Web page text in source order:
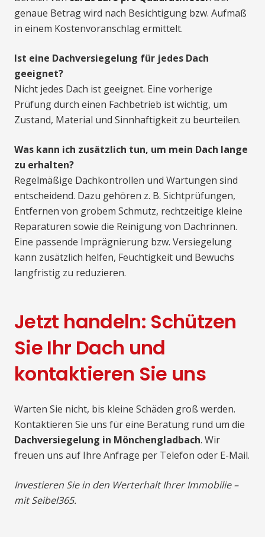
genaue Betrag wird nach Besichtigung bzw. Aufmaß
in einem Kostenvoranschlag ermittelt.
Ist eine Dachversiegelung für jedes Dach
geeignet?
Nicht jedes Dach ist geeignet. Eine vorherige
Prüfung durch einen Fachbetrieb ist wichtig, um
Zustand, Material und Sinnhaftigkeit zu beurteilen.
Was kann ich zusätzlich tun, um mein Dach lange
zu erhalten?
Regelmäßige Dachkontrollen und Wartungen sind
entscheidend. Dazu gehören z. B. Sichtprüfungen,
Entfernen von grobem Schmutz, rechtzeitige kleine
Reparaturen sowie die Reinigung von Dachrinnen.
Eine passende Imprägnierung bzw. Versiegelung
kann zusätzlich helfen, Feuchtigkeit und Bewuchs
langfristig zu reduzieren.
Jetzt handeln: Schützen
Sie Ihr Dach und
kontaktieren Sie uns
Warten Sie nicht, bis kleine Schäden groß werden.
Kontaktieren Sie uns für eine Beratung rund um die
Dachversiegelung in Mönchengladbach. Wir
freuen uns auf Ihre Anfrage per Telefon oder E-Mail.
Investieren Sie in den Werterhalt Ihrer Immobilie –
mit Seibel365.